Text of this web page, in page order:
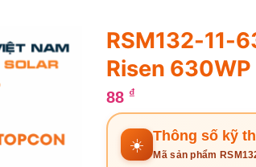
RSM132-11-
Risen
88 ₫
☀️
Thông số kỹ
Mã sản phẩm